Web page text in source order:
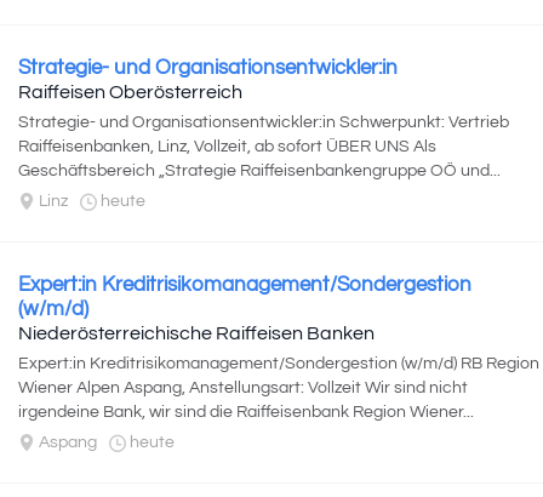
Strategie- und Organisationsentwickler:in
Raiffeisen Oberösterreich
Strategie- und Organisationsentwickler:in Schwerpunkt: Vertrieb
Raiffeisenbanken, Linz, Vollzeit, ab sofort ÜBER UNS Als
Geschäftsbereich „Strategie Raiffeisenbankengruppe OÖ und...
Linz
heute
Expert:in Kreditrisikomanagement/Sondergestion
(w/m/d)
Niederösterreichische Raiffeisen Banken
Expert:in Kreditrisikomanagement/Sondergestion (w/m/d) RB Region
Wiener Alpen Aspang, Anstellungsart: Vollzeit Wir sind nicht
irgendeine Bank, wir sind die Raiffeisenbank Region Wiener...
Aspang
heute